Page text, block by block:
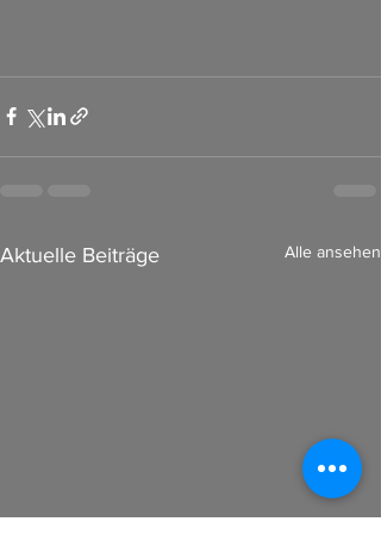
Aktuelle Beiträge Alle ansehen